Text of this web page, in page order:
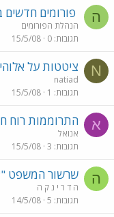
ה פורומים חדשים
הנהלת הפורומים
תגובות 0
15/5/08
N ציטטות על
natiad
תגובות 1
15/5/08
א התרוממות רוח
אנואל
תגובות 3
15/5/08
ה שרשור המשפט
ה ד ר י נ ק ה
תגובות 5
14/5/08